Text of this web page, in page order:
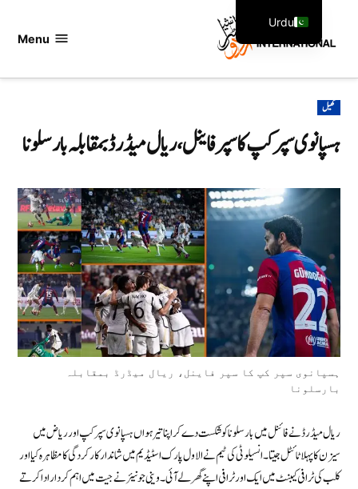
Menu
POSTED
IN
کھیل
ہسپانوی سپر کپ کا سپر فاینل، ریال میڈرڈ بمقابلہ بارسلونا
ہسپانوی سپر کپ کا سپر فاینل، ریال میڈرڈ بمقابلہ
بارسلونا
ریال میڈرڈ نے فائنل میں بارسلونا کو شکست دے کر اپنا تیرہواں ہسپانوی سپر کپ اور ریاض میں
سیزن کا پہلا ٹائٹل جیتا۔ انسیلوٹی کی ٹیم نے الاول پارک اسٹیڈیم میں شاندار کارکردگی کا مظاہرہ کیا اور
کلب کی ٹرافی کیبنٹ میں ایک اور ٹرافی اپنے گھر لے آئی ۔ وینی جونیئر نے جیت میں اہم کردار ادا کرتے
Urdu
English